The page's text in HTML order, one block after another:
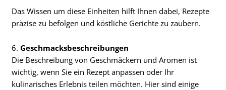
Das Wissen um diese Einheiten hilft Ihnen dabei, Rezepte
präzise zu befolgen und köstliche Gerichte zu zaubern.
6.Geschmacksbeschreibungen
Die Beschreibung von Geschmäckern und Aromen ist
wichtig, wenn Sie ein Rezept anpassen oder Ihr
kulinarisches Erlebnis teilen möchten. Hier sind einige